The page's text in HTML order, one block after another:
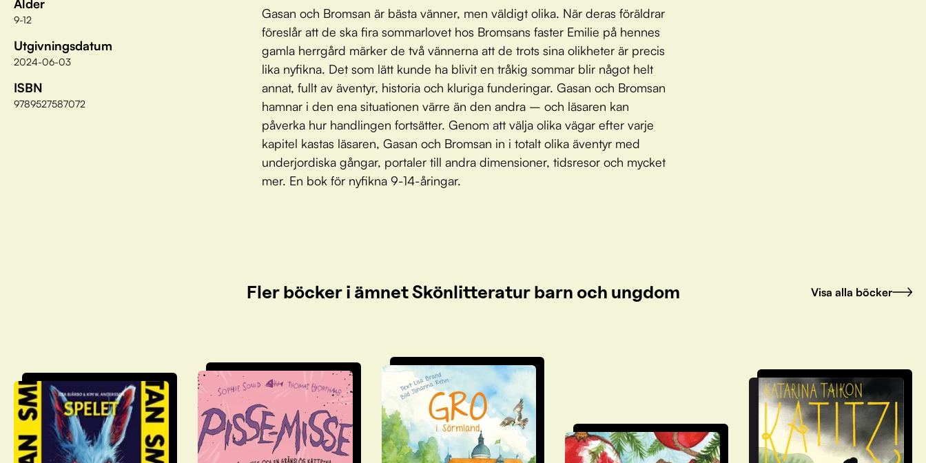
Ålder
9-12
Utgivningsdatum
2024-06-03
ISBN
9789527587072
Gasan och Bromsan är bästa vänner, men väldigt olika. När deras föräldrar
föreslår att de ska fira sommarlovet hos Bromsans faster Emilie på hennes
gamla herrgård märker de två vännerna att de trots sina olikheter är precis
lika nyfikna. Det som lätt kunde ha blivit en tråkig sommar blir något helt
annat, fullt av äventyr, historia och kluriga funderingar. Gasan och Bromsan
hamnar i den ena situationen värre än den andra – och läsaren kan
påverka hur handlingen fortsätter. Genom att välja olika vägar efter varje
kapitel kastas läsaren, Gasan och Bromsan in i totalt olika äventyr med
underjordiska gångar, portaler till andra dimensioner, tidsresor och mycket
mer. En bok för nyfikna 9-14-åringar.
Fler böcker i ämnet Skönlitteratur barn och ungdom Visa alla böcker